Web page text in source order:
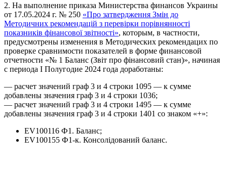
2. На выполнение приказа Министерства финансов Украины
от 17.05.2024 г. № 250 «Про затвердження Змін до
Методичних рекомендацій з перевірки порівнянності
показників фінансової звітності», которым, в частности,
предусмотрены изменения в Методических рекомендацих по
проверке сравнимости показателей в форме финансовой
отчетности «№ 1 Баланс (Звіт про фінансовий стан)», начиная
с периода І Полугодие 2024 года доработаны:
— расчет значений граф 3 и 4 строки 1095 — к сумме
добавлены значения граф 3 и 4 строки 1036;
— расчет значений граф 3 и 4 строки 1495 — к сумме
добавлены значения граф 3 и 4 строки 1401 со знаком «+»:
EV100116 Ф1. Баланс;
EV100155 Ф1-к. Консолідований баланс.